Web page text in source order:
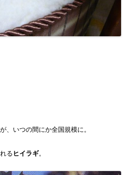
、いつの間にか全国規模に。
るヒイラギ。